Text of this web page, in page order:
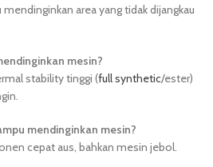
area yang tidak dijangkau
mesin?
stability tinggi (full synthetic/ester)
mendinginkan mesin?
cepat aus, bahkan mesin jebol.